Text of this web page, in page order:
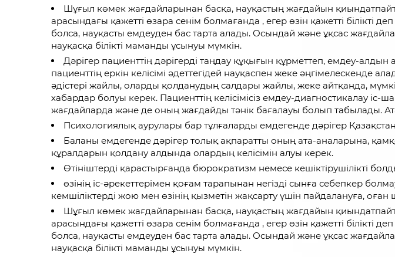
Шұғыл көмек жағдайларынан басқа, науқастың жағдайын
арасындағы қажетті өзара сенім болмағанда , егер өзін қажетті білікті
болса, науқасты емдеуден бас тарта алады. Осындай және ұқсас
науқасқа білікті маманды ұсынуы мүмкін.
Дәрігер пациенттің дәрігерді таңдау құқығын құрметтеп, емдеу-
пациенттің еркін келісімі әдеттегідей науқаспен жеке әңгімелескенде
әдістері жайлы, оларды қолданудың салдары жайлы, жеке айтқанда,
хабардар болуы керек. Пациенттің келісімісіз емдеу-диагностикалау
жағдайларда және де оның жағдайды тәнік бағалауы болып табылады.
Психологиялық аурулары бар тұлғаларды емдегенде дәрігер
Баланы емдегенде дәрігер толық ақпаратты оның ата-аналарына,
құралдарын қолдану алдында олардың келісімін алуы керек.
Өтініштерді қарастырғанда бюрократизм немесе кешіктірушілікті
өзінің іс-әрекеттерімен қоғам тарапынан негізді сынға себепкер
кемшіліктерді жою мен өзінің қызметін жақсарту үшін пайдалануға,
Шұғыл көмек жағдайларынан басқа, науқастың жағдайын
арасындағы қажетті өзара сенім болмағанда , егер өзін қажетті білікті
болса, науқасты емдеуден бас тарта алады. Осындай және ұқсас
науқасқа білікті маманды ұсынуы мүмкін.